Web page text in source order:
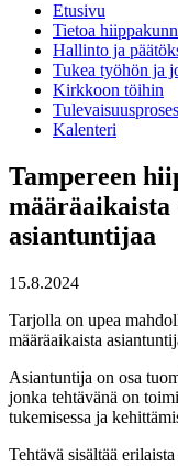
Etusivu
Tietoa
Hallinto ja
Tukea työhön ja
Kirkkoon töihin
Kalenteri
Tampereen
määräaikaista
asiantuntijaa
15.8.2024
Tarjolla on upea
määräaikaista
Asiantuntija on osa
jonka tehtävänä on
tukemisessa ja
Tehtävä sisältää